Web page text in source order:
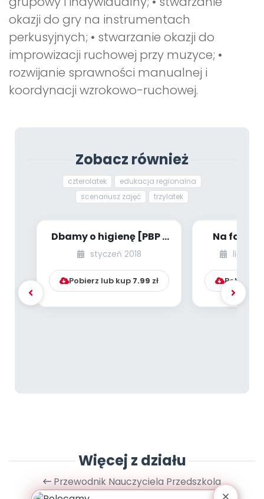
okazji do gry na instrumentach
perkusyjnych; • stwarzanie okazji do
improwizacji ruchowej przy muzyce; •
rozwijanie sprawności manualnej i
koordynacji wzrokowo-ruchowej.
Zobacz również
czterolatek
edukacja regionalna
scenariusz zajęć
trzylatek
Dbamy o higienę [PBP -
dzieci młodsze - numer
styczeń 2018
Pobierz lub kup 7.99 zł
Na
lipiec-
Pobierz
Więcej z działu
Przewodnik Nauczyciela Przedszkola